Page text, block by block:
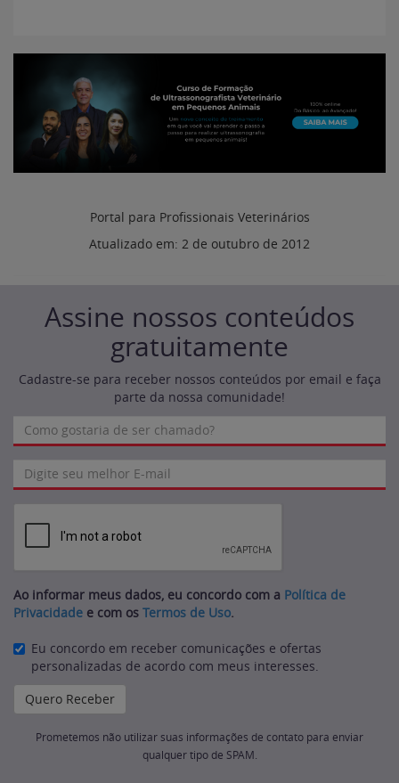
Portal para Profissionais Veterinários
Atualizado em: 2 de outubro de 2012
Assine nossos conteúdos
gratuitamente
Cadastre-se para receber nossos conteúdos por email e faça
parte da nossa comunidade!
Ao informar meus dados, eu concordo com a Política de
Privacidade e com os Termos de Uso.
Eu concordo em receber comunicações e ofertas
personalizadas de acordo com meus interesses.
Prometemos não utilizar suas informações de contato para enviar
qualquer tipo de SPAM.